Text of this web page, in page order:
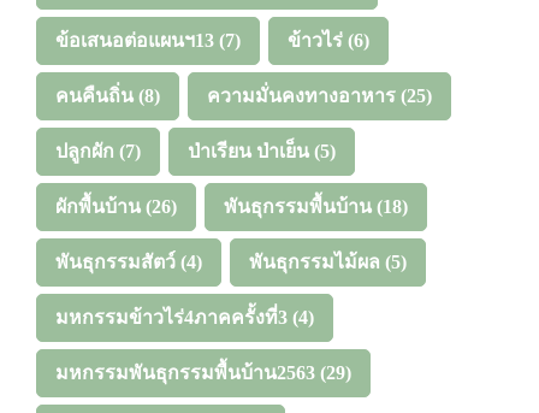
ข้อเสนอต่อแผนฯ13 (7) ข้าวไร่ (6)
คนคืนถิ่น (8) ความมั่นคงทางอาหาร (25)
ปลูกผัก (7) ป่าเรียน ป่าเย็น (5)
ผักพื้นบ้าน (26) พันธุกรรมพื้นบ้าน (18)
พันธุกรรมสัตว์ (4) พันธุกรรมไม้ผล (5)
มหกรรมข้าวไร่4ภาคครั้งที่3 (4)
มหกรรมพันธุกรรมพื้นบ้าน2563 (29)